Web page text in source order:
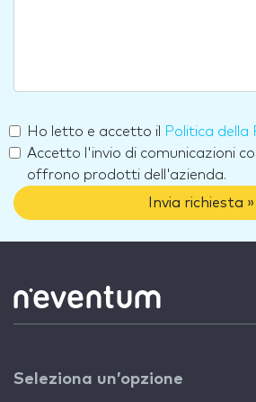
Ho letto e accetto il Politica della
Accetto l'invio di comunicazioni
offrono prodotti dell'azienda.
Invia richiesta »
Seleziona un’opzione